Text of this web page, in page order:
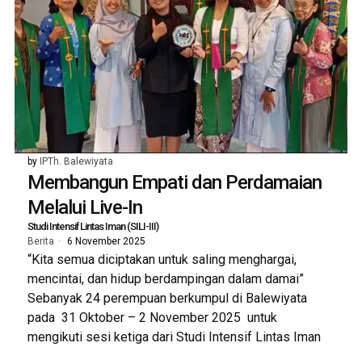
by IPTh. Balewiyata
Membangun Empati dan Perdamaian
Melalui Live-In
Studi Intensif Lintas Iman (SILI-III)
Berita 6 November 2025
“Kita semua diciptakan untuk saling menghargai,
mencintai, dan hidup berdampingan dalam damai”
Sebanyak 24 perempuan berkumpul di Balewiyata
pada 31 Oktober – 2 November 2025 untuk
mengikuti sesi ketiga dari Studi Intensif Lintas Iman